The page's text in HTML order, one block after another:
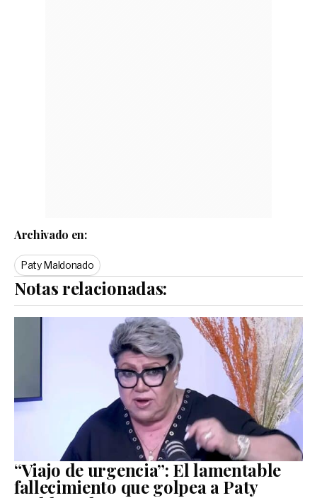
Archivado en:
Paty Maldonado
Notas relacionadas:
“Viajo de urgencia”: El lamentable
fallecimiento que golpea a Paty